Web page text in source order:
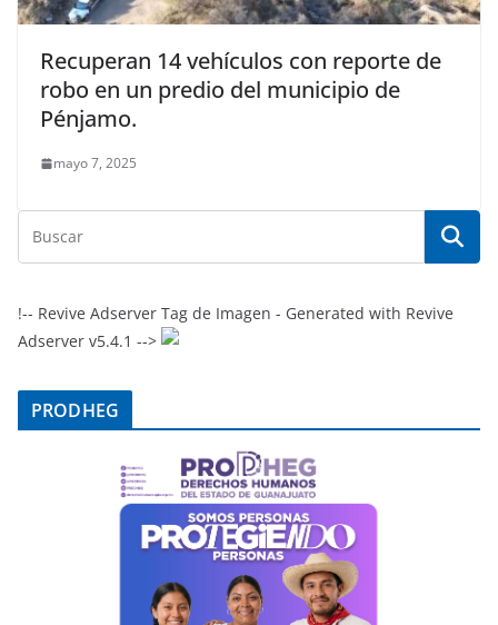
Recuperan 14 vehículos con reporte de
robo en un predio del municipio de
Pénjamo.
mayo 7, 2025
!-- Revive Adserver Tag de Imagen - Generated with Revive
Adserver v5.4.1 -->
PRODHEG